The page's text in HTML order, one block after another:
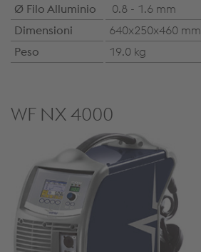
Ø Filo Alluminio
0.8 - 1.6 mm
Dimensioni
640x250x460 mm
Peso
19.0 kg
WF NX 4000